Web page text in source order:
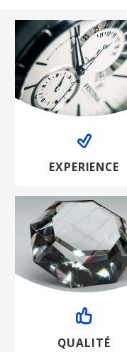
EXPERIENCE
QUALITÉ